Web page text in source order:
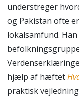
understreger
og Pakistan ofte
lokalsamfund.
hjælp af hæftet
praktisk